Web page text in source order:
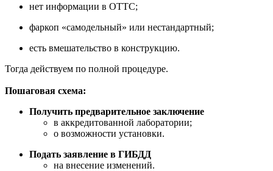
нет информации в ОТТС;
фаркоп «самодельный» или нестандартный;
есть вмешательство в конструкцию.
Тогда действуем по полной процедуре.
Пошаговая схема:
Получить предварительное заключение
в аккредитованной лаборатории;
о возможности установки.
Подать заявление в ГИБДД
на внесение изменений.